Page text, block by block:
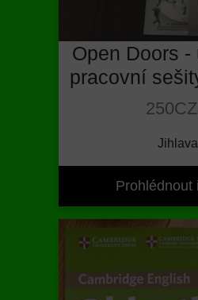
Open Doors -
pracovní
Jihlava
Prohlédnout